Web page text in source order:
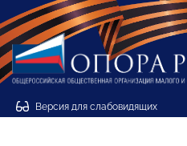
Версия для слабовидящих